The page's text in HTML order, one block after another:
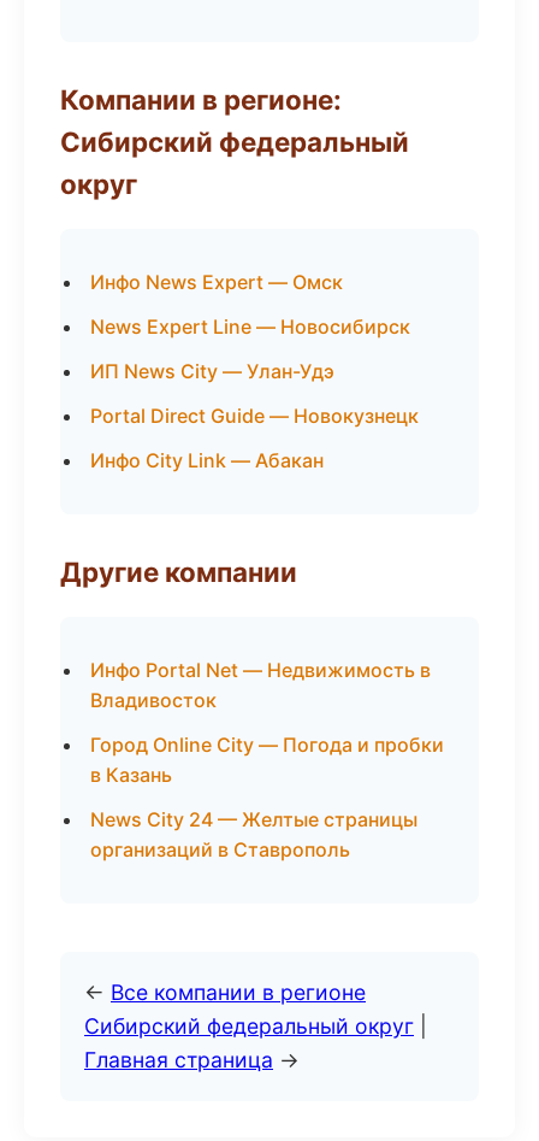
Компании в регионе:
Сибирский федеральный
округ
Инфо News Expert — Омск
News Expert Line — Новосибирск
ИП News City — Улан-Удэ
Portal Direct Guide — Новокузнецк
Инфо City Link — Абакан
Другие компании
Инфо Portal Net — Недвижимость в
Владивосток
Город Online City — Погода и пробки
в Казань
News City 24 — Желтые страницы
организаций в Ставрополь
← Все компании в регионе
Сибирский федеральный округ
Главная страница →